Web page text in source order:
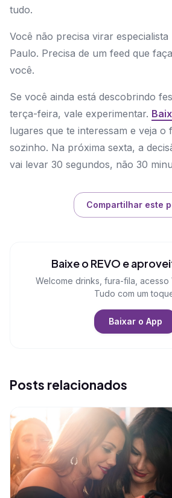
tudo.
Você não precisa virar especialista
Paulo. Precisa de um feed que
você.
Se você ainda está descobrindo
terça-feira, vale experimentar.
lugares que te interessam e veja o
sozinho. Na próxima sexta, a
vai levar 30 segundos, não 30
Compartilhar este
Baixe o REVO e
Welcome drinks, fura-fila, acesso
Tudo com um
Baixar o App
Posts relacionados